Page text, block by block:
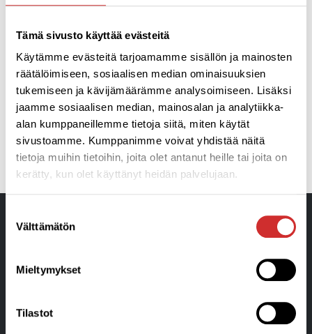
Tämä sivusto käyttää evästeitä
Käytämme evästeitä tarjoamamme sisällön ja mainosten
räätälöimiseen, sosiaalisen median ominaisuuksien
tukemiseen ja kävijämäärämme analysoimiseen. Lisäksi
jaamme sosiaalisen median, mainosalan ja analytiikka-
alan kumppaneillemme tietoja siitä, miten käytät
sivustoamme. Kumppanimme voivat yhdistää näitä
tietoja muihin tietoihin, joita olet antanut heille tai joita on
kerätty, kun olet käyttänyt heidän palvelujaan.
valinta
Välttämätön
Mieltymykset
Tilastot
Henkilökuntamme hiljentyy itsenäisyyspäivän viettoon ja
kiittävät kunnioituksella kaikkia maamme veteraaneja ja
lottia tästä päivästä!
EDELLINEN
Marraskuun jäsentiedote ja jäsenetuja 11/2021
SEURAAVA
Joulukuun jäsentiedote ja jäsenetuja 12/2021